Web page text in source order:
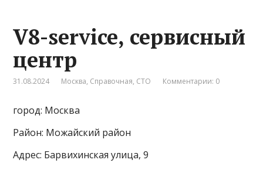
V8-service, сервисный
центр
31.08.2024 Москва, Справочная, СТО Комментарии: 0
город: Москва
Район: Можайский район
Адрес: Барвихинская улица, 9